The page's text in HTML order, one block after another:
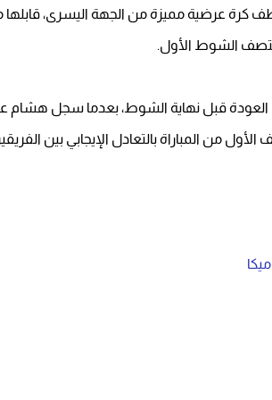
23 بعدما أرسل أحمد عاطف كرة عرضية مميزة من الجهة اليسرى،
الشوط الأول.
العودة قبل نهاية الشوط، بعدما سجل
من المباراة بالتعادل الإيجابي بين